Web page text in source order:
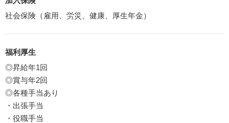
社会保険（雇用、労災、健康、厚生年金）
福利厚生
◎昇給年1回
◎賞与年2回
◎各種手当あり
・出張手当
・役職手当